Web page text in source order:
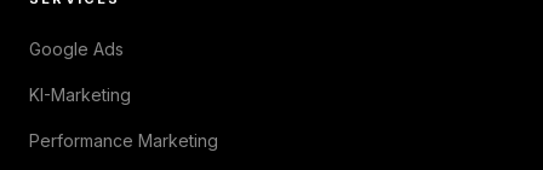
Google Ads
KI-Marketing
Performance Marketing